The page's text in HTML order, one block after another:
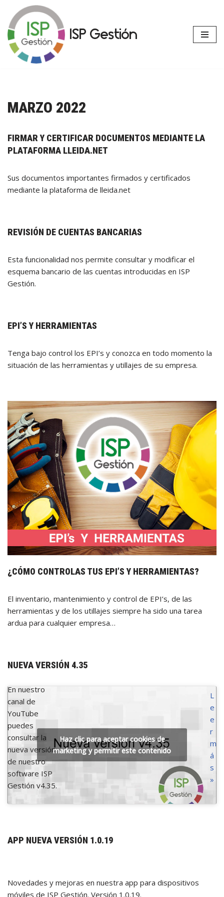
Saltar
al
contenido
ISP Gestión
MARZO 2022
FIRMAR Y CERTIFICAR DOCUMENTOS MEDIANTE LA
PLATAFORMA LLEIDA.NET
Sus documentos importantes firmados y certificados
mediante la plataforma de lleida.net
REVISIÓN DE CUENTAS BANCARIAS
Esta funcionalidad nos permite consultar y modificar el
esquema bancario de las cuentas introducidas en ISP
Gestión.
EPI’S Y HERRAMIENTAS
Tenga bajo control los EPI’s y conozca en todo momento la
situación de las herramientas y utillajes de su empresa.
¿CÓMO CONTROLAS TUS EPI’S Y HERRAMIENTAS?
El inventario, mantenimiento y control de EPI’s, de las
herramientas y de los utillajes siempre ha sido una tarea
ardua para cualquier empresa…
NUEVA VERSIÓN 4.35
En nuestro
canal de
YouTube
puedes
consultar la
nueva versión
de nuestro
software ISP
Gestión v4.35.
L
e
e
r
m
á
s
»
Haz clic para aceptar cookies de
marketing y permitir este contenido
APP NUEVA VERSIÓN 1.0.19
Novedades y mejoras en nuestra app para dispositivos
móviles de ISP Gestión. Versión 1.0.19.